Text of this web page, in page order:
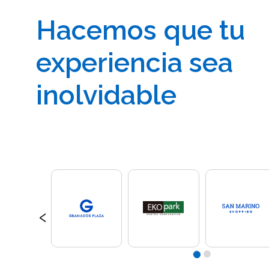
Hacemos que tu
experiencia sea
inolvidable
‹